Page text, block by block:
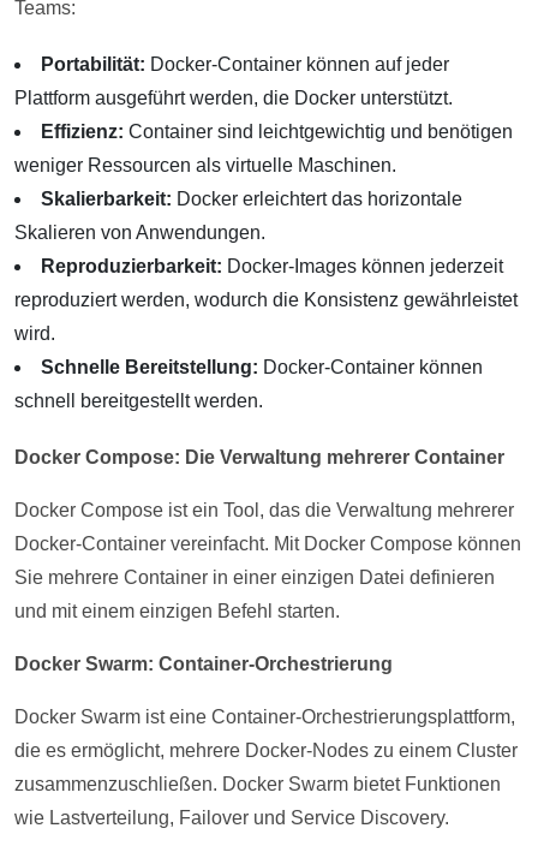
Teams:
Portabilität: Docker-Container können auf jeder
Plattform ausgeführt werden, die Docker unterstützt.
Effizienz: Container sind leichtgewichtig und benötigen
weniger Ressourcen als virtuelle Maschinen.
Skalierbarkeit: Docker erleichtert das horizontale
Skalieren von Anwendungen.
Reproduzierbarkeit: Docker-Images können jederzeit
reproduziert werden, wodurch die Konsistenz gewährleistet
wird.
Schnelle Bereitstellung: Docker-Container können
schnell bereitgestellt werden.
Docker Compose: Die Verwaltung mehrerer Container
Docker Compose ist ein Tool, das die Verwaltung mehrerer
Docker-Container vereinfacht. Mit Docker Compose können
Sie mehrere Container in einer einzigen Datei definieren
und mit einem einzigen Befehl starten.
Docker Swarm: Container-Orchestrierung
Docker Swarm ist eine Container-Orchestrierungsplattform,
die es ermöglicht, mehrere Docker-Nodes zu einem Cluster
zusammenzuschließen. Docker Swarm bietet Funktionen
wie Lastverteilung, Failover und Service Discovery.